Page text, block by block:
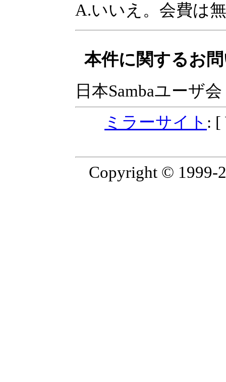
A.いいえ。会費は
本件に関するお
日本Sambaユーザ
ミラーサイト : [
Copyright © 1999-